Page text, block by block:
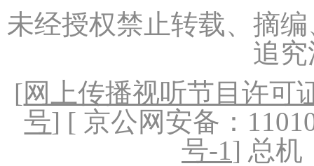
未经授权禁止转载、摘
追
[网上传播视听节目许可
号] [ 京公网安备：
号-1] 总机